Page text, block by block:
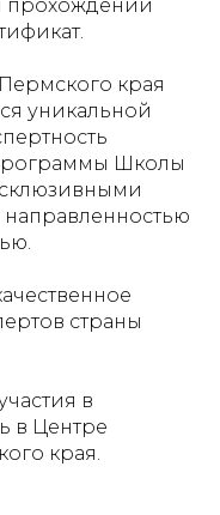
прохождении
края
уникальной
Школы
страны
в
в Центре
края.